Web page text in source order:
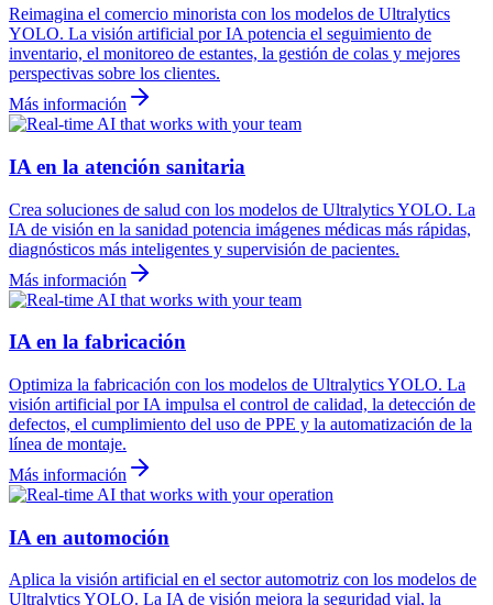
Reimagina el comercio minorista con los modelos de Ultralytics
YOLO. La visión artificial por IA potencia el seguimiento de
inventario, el monitoreo de estantes, la gestión de colas y mejores
perspectivas sobre los clientes.
Más información
IA en la atención sanitaria
Crea soluciones de salud con los modelos de Ultralytics YOLO. La
IA de visión en la sanidad potencia imágenes médicas más rápidas,
diagnósticos más inteligentes y supervisión de pacientes.
Más información
IA en la fabricación
Optimiza la fabricación con los modelos de Ultralytics YOLO. La
visión artificial por IA impulsa el control de calidad, la detección de
defectos, el cumplimiento del uso de PPE y la automatización de la
línea de montaje.
Más información
IA en automoción
Aplica la visión artificial en el sector automotriz con los modelos de
Ultralytics YOLO. La IA de visión mejora la seguridad vial, la